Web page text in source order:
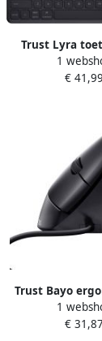
Trust Lyra
Universeel RF-
Bluetooth
1
€ 41,99
Trust Bayo
muis Eco
1
€ 31,87